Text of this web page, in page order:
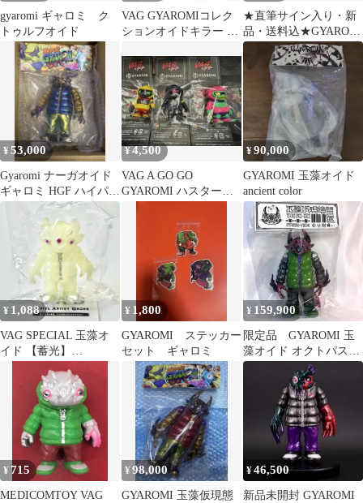
gyaromi ギャロミ ク
トゥルフオイド
VAG GYAROMIコレク
ションオイドキラー 全
品
★直筆サイン入り・新
品・送料込★GYAROMI
ギャロミちゃん CAS ギ
ャロミ
¥53,000
Gyaromi ナーガオイド
ギャロミ HGF ハイパー
ギャロミフェス ソフビ
¥4,500
VAG A GO GO
GYAROMI ハスターオ
¥90,000
GYAROMI 玉藻オイド
ancient color
¥ 1,088
VAG SPECIAL 玉藻オ
イド 【蓄光】
¥ 1,800
GYAROMI ステッカー
セット ギャロミ
¥ 159,900
限定品 GYAROMI 玉
藻オイド オクトパス・
イギー ４号
¥ 715
MEDICOMTOY VAG
¥98,000
GYAROMI 玉藻仮現態
¥46,500
新品未開封 GYAROMI